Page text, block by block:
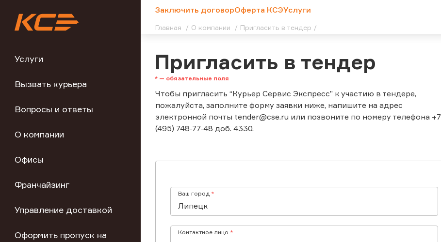
Услуги
Вызвать курьера
Вопросы и ответы
О компании
Офисы
Франчайзинг
Управление доставкой
Оформить пропуск на
Заключить договорОферта КСЭУслуги
Главная О компании Пригласить в тендер
Пригласить в тендер
Чтобы пригласить “Курьер Сервис Экспресс” к участию в тендере,
пожалуйста, заполните форму заявки ниже, напишите на адрес
электронной почты tender@cse.ru или позвоните по номеру телефона +7
(495) 748-77-48 доб. 4330.
Ваш город
Контактное лицо